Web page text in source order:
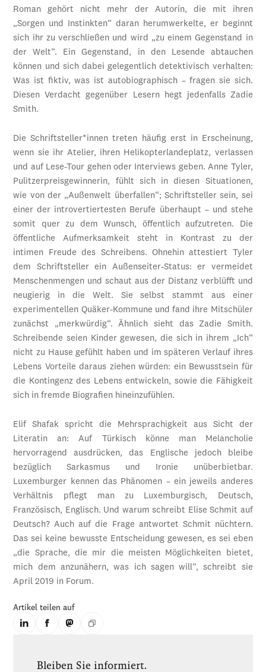
Roman gehört nicht mehr der Autorin, die mit ihren
„Sorgen und Instinkten“ daran herumwerkelte, er beginnt
sich ihr zu verschließen und wird „zu einem Gegenstand in
der Welt“. Ein Gegenstand, in den Lesende abtauchen
können und sich dabei gelegentlich detektivisch verhalten:
Was ist fiktiv, was ist autobiographisch – fragen sie sich.
Diesen Verdacht gegenüber Lesern hegt jedenfalls Zadie
Smith.
Die Schriftsteller*innen treten häufig erst in Erscheinung,
wenn sie ihr Atelier, ihren Helikopterlandeplatz, verlassen
und auf Lese-Tour gehen oder Interviews geben. Anne Tyler,
Pulitzerpreisgewinnerin, fühlt sich in diesen Situationen,
wie von der „Außenwelt überfallen“; Schriftsteller sein, sei
einer der introvertiertesten Berufe überhaupt – und stehe
somit quer zu dem Wunsch, öffentlich aufzutreten. Die
öffentliche Aufmerksamkeit steht in Kontrast zu der
intimen Freude des Schreibens. Ohnehin attestiert Tyler
dem Schriftsteller ein Außenseiter-Status: er vermeidet
Menschenmengen und schaut aus der Distanz verblüfft und
neugierig in die Welt. Sie selbst stammt aus einer
experimentellen Quäker-Kommune und fand ihre Mitschüler
zunächst „merkwürdig“. Ähnlich sieht das Zadie Smith.
Schreibende seien Kinder gewesen, die sich in ihrem „Ich“
nicht zu Hause gefühlt haben und im späteren Verlauf ihres
Lebens Vorteile daraus ziehen würden: ein Bewusstsein für
die Kontingenz des Lebens entwickeln, sowie die Fähigkeit
sich in fremde Biografien hineinzufühlen.
Elif Shafak spricht die Mehrsprachigkeit aus Sicht der
Literatin an: Auf Türkisch könne man Melancholie
hervorragend ausdrücken, das Englische jedoch bleibe
bezüglich Sarkasmus und Ironie unüberbietbar.
Luxemburger kennen das Phänomen – ein jeweils anderes
Verhältnis pflegt man zu Luxemburgisch, Deutsch,
Französisch, Englisch. Und warum schreibt Elise Schmit auf
Deutsch? Auch auf die Frage antwortet Schmit nüchtern.
Das sei keine bewusste Entscheidung gewesen, es sei eben
„die Sprache, die mir die meisten Möglichkeiten bietet,
mich dem anzunähern, was ich sagen will“, schreibt sie
April 2019 in Forum.
Artikel teilen auf
Bleiben Sie informiert.